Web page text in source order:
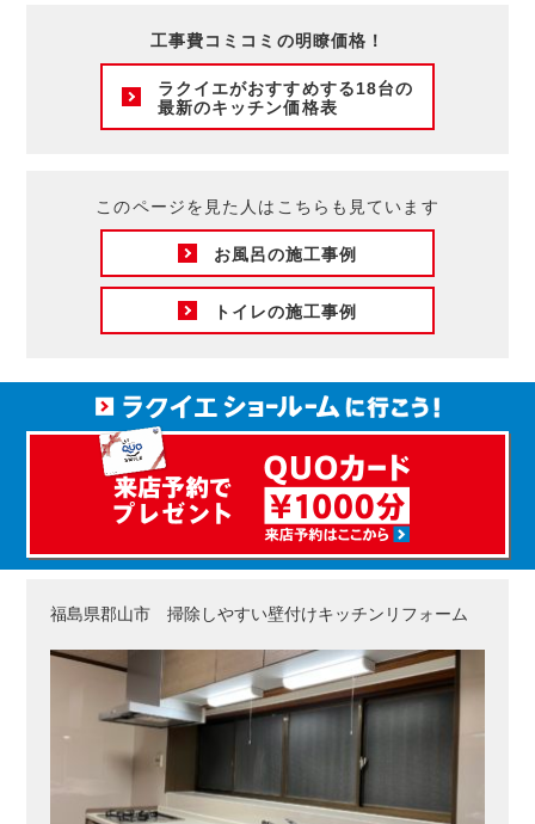
工事費コミコミの明瞭価格！
ラクイエがおすすめする18台の
最新のキッチン価格表
このページを見た人はこちらも見ています
お風呂の施工事例
トイレの施工事例
福島県郡山市 掃除しやすい壁付けキッチンリフォーム